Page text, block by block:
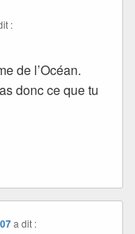
:
de l’Océan.
donc ce que tu
a dit :